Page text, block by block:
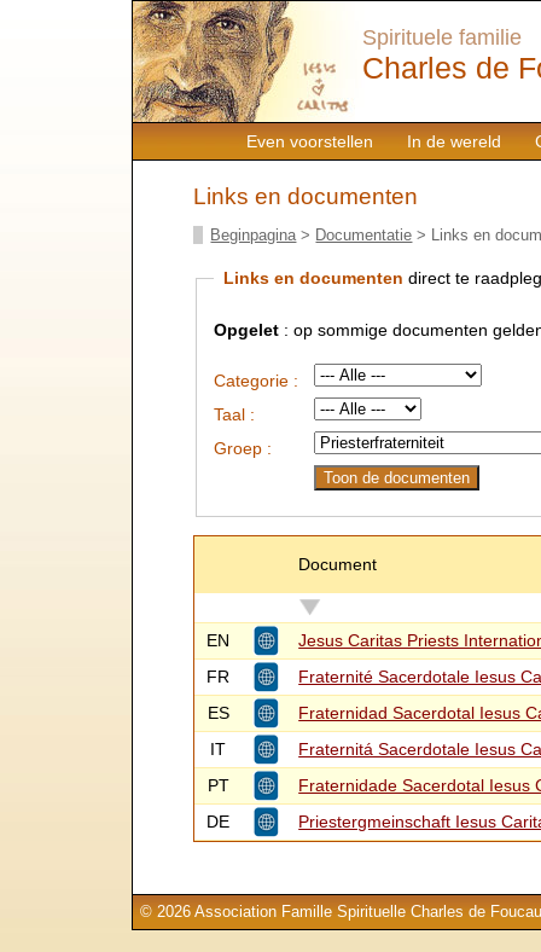
Even voorstellen In de wereld
Spirituele familie
Charles de
Links en documenten
Beginpagina > Documentatie > Links en
Links en documenten direct te
Opgelet : op sommige documenten
Categorie :
Taal :
Groep :
Document
EN
Jesus Caritas Priests
FR
Fraternité Sacerdotale Iesus
ES
Fraternidad Sacerdotal Iesus
IT
Fraternitá Sacerdotale Iesus
PT
Fraternidade Sacerdotal Iesus
DE
Priestergmeinschaft Iesus
© 2026 Association Famille Spirituelle Charles de